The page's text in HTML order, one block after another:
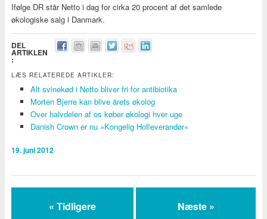
Ifølge DR står Netto i dag for cirka 20 procent af det samlede
økologiske salg i Danmark.
DEL
ARTIKLEN
:
LÆS RELATEREDE ARTIKLER:
Alt svinekød i Netto bliver fri for antibiotika
Morten Bjerre kan blive årets økolog
Over halvdelen af os køber økologi hver uge
Danish Crown er nu »Kongelig Hofleverandør«
19. juni 2012
« Tidligere Næste »